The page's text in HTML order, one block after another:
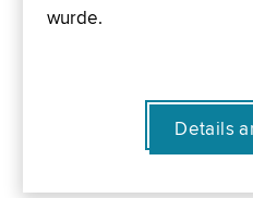
wurde.
Details